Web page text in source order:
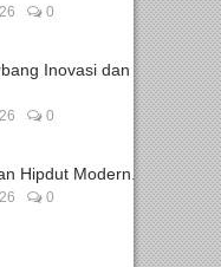
0
Inovasi dan
0
Hipdut Modern...
0